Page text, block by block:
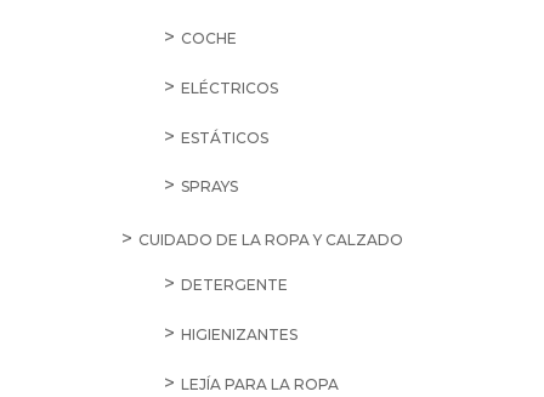
COCHE
ELÉCTRICOS
ESTÁTICOS
SPRAYS
CUIDADO DE LA ROPA Y CALZADO
DETERGENTE
HIGIENIZANTES
LEJÍA PARA LA ROPA